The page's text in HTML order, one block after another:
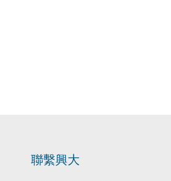
聯繫興大